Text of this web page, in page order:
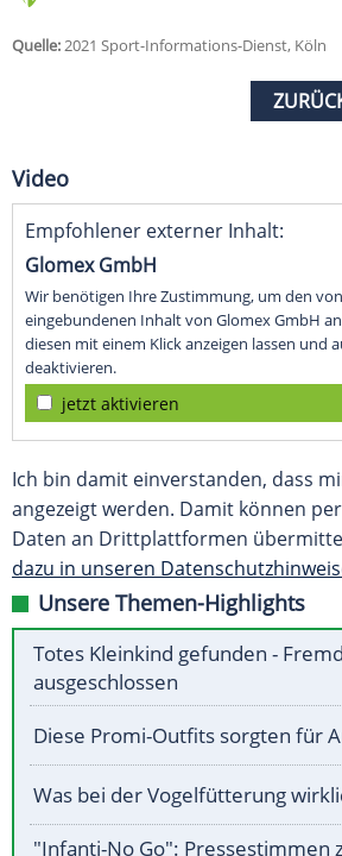
Quelle:2021 Sport-Informations-Dienst, Köln
Video
Empfohlener externer Inhalt:
Glomex GmbH
Wir benötigen Ihre Zustimmung, um den
eingebundenen Inhalt von Glomex GmbH
diesen mit einem Klick anzeigen lassen und
deaktivieren.
jetzt aktivieren
Ich bin damit einverstanden, dass
angezeigt werden. Damit können
Daten an Drittplattformen
dazu in unseren
Unsere Themen-Highlights
Totes Kleinkind gefunden -
ausgeschlossen
Diese Promi-Outfits sorgten für
Was bei der Vogelfütterung
"Infanti-No Go": Pressestimmen